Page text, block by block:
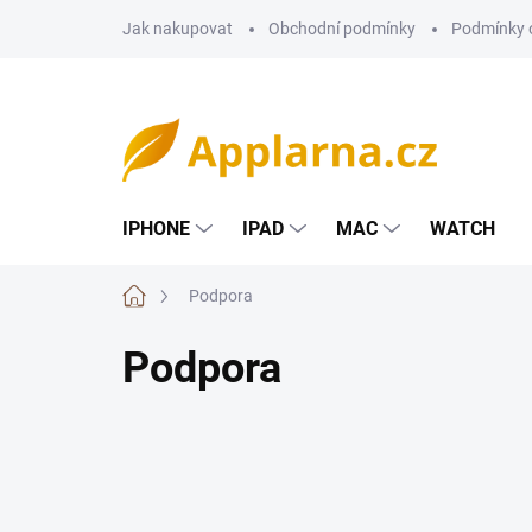
Jak nakupovat Obchodní podmínky Podmínky
IPHONE IPAD MAC WATCH
Domů Podpora
Podpora